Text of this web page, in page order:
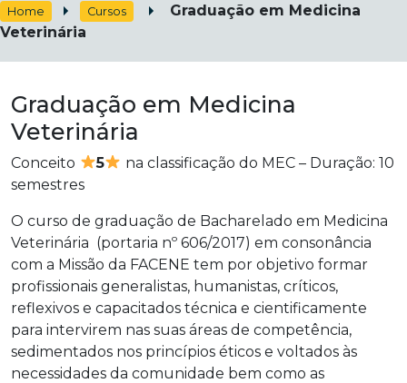
Home Cursos
Graduação em Medicina
Veterinária
Graduação em Medicina
Veterinária
Conceito 5
na classificação do MEC – Duração: 10
semestres
O curso de graduação de Bacharelado em Medicina
Veterinária (portaria nº 606/2017) em consonância
com a Missão da FACENE tem por objetivo formar
profissionais generalistas, humanistas, críticos,
reflexivos e capacitados técnica e cientificamente
para intervirem nas suas áreas de competência,
sedimentados nos princípios éticos e voltados às
necessidades da comunidade bem como as